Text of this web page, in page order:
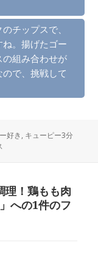
チップスで、
。揚げたゴー
組み合わせが
で、挑戦して
好き, キューピー3分
理！鶏もも肉
への1件のフ